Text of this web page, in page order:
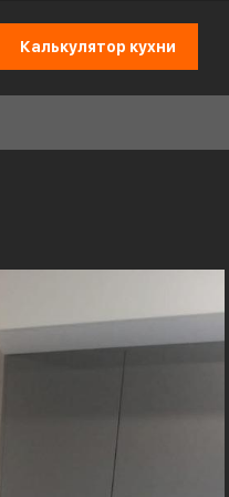
Калькулятор кухни